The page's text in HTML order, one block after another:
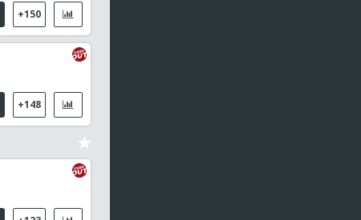
FC Anyang / Daejeon Citizen FC
13:00China - Super League
13:00WTT Champions Yokohama, MS
Tomokazu Harimoto / Alexis Lebrun
13:25Europe Smash Sweden, MS
+150
+148